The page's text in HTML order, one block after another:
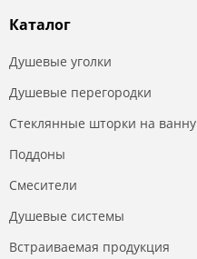
Каталог
Душевые уголки
Душевые перегородки
Стеклянные шторки на ванну
Поддоны
Смесители
Душевые системы
Встраиваемая продукция